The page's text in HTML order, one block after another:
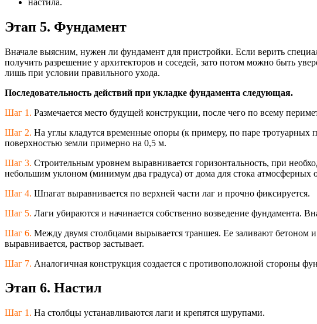
Этап 5. Фундамент
Вначале выясним, нужен ли фундамент для пристройки. Если верить
получить разрешение у архитекторов и соседей, зато потом можно быть
лишь при условии правильного ухода.
Последовательность действий при укладке фундамента следующая.
Шаг 1. Размечается место будущей конструкции, после чего по всему
Шаг 2. На углы кладутся временные опоры (к примеру, по паре тротуарных
поверхностью земли примерно на 0,5 м.
Шаг 3. Строительным уровнем выравнивается горизонтальность, при
небольшим уклоном (минимум два градуса) от дома для стока атмосферных
Шаг 4. Шпагат выравнивается по верхней части лаг и прочно фиксируется.
Шаг 5. Лаги убираются и начинается собственно возведение фундамента.
Шаг 6. Между двумя столбцами вырывается траншея. Ее заливают бетоном
выравнивается, раствор застывает.
Шаг 7. Аналогичная конструкция создается с противоположной стороны
Этап 6. Настил
Шаг 1. На столбцы устанавливаются лаги и крепятся шурупами.